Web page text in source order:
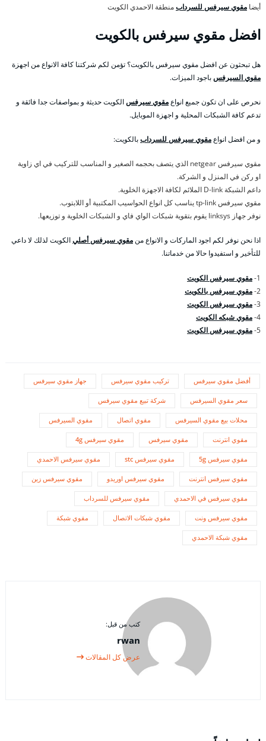
أيضا مقوي سيرفس للسردابمنطقة الاحمدي الكويت
افضل مقوي سيرفس بالكويت
هل تبحثون عن افضل مقوي سيرفس بالكويت؟ تؤمن لكم شركتنا كافة الانواع من اجهزة
مقوي السيرفسباجود الميزات.
نحرص على ان تكون جميع انواعمقوي سيرفسالكويت حديثة و بمواصفات جدا فائقة و
تدعم كافة الشبكات المحلية و اجهزة الموبايل.
و من افضل انواعمقوي سيرفس للسرداببالكويت:
مقوي سيرفس netgear الذي يتصف بحجمه الصغير و المناسب للتركيب في اي زاوية
او ركن في المنزل و الشركة.
داعم الشبكة D-link الملائم لكافة الاجهزة الخلوية.
مقوي سيرفس tp-link يناسب كل انواع الحواسيب المكتبية أو اللابتوب.
نوفر جهاز linksys يقوم بتقوية شبكات الواي فاي و الشبكات الخلوية و توزيعها.
اذا نحن نوفر لكم اجود الماركات و الانواع منمقوي سيرفس أصليالكويت لذلك لا داعي
للتأخير و استفيدوا حالا من خدماتنا.
1- مقوي سيرفس الكويت
2- مقوي سيرفس بالكويت
3- مقوي سيرفس الكويت
4- مقوي شبكه الكويت
5- مقوي سيرفس الكويت
أفضل مقوي سيرفس تركيب مقوي سيرفس جهاز مقوي سيرفس
سعر مقوي السيرفس شركة تبيع مقوي سيرفس
محلات بيع مقوي السيرفس مقوي اتصال مقوي السيرفس
مقوي انترنت مقوي سيرفس مقوي سيرفس 4g
مقوي سيرفس 5g مقوي سيرفس stc مقوي سيرفس الاحمدي
مقوي سيرفس انترنت مقوي سيرفس اوريدو مقوي سيرفس زين
مقوي سيرفس في الاحمدي مقوي سيرفس للسرداب
مقوي سيرفس ونت مقوي شبكات الاتصال مقوي شبكة
مقوي شبكة الاحمدي
كتب من قبل:
rwan
عرض كل المقالات